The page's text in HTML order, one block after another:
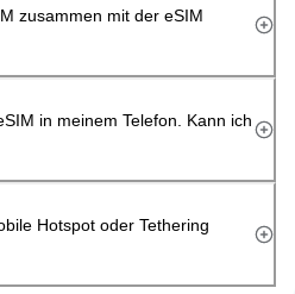
zusammen mit der eSIM
in meinem Telefon. Kann ich
Hotspot oder Tethering